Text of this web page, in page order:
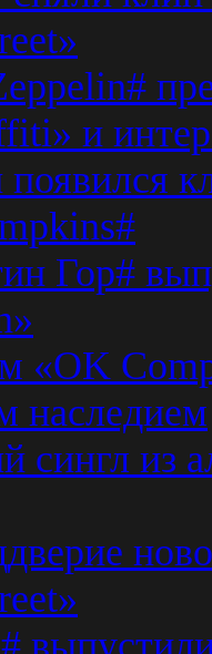
и
появился
Гор#
«OK
наследием
сингл из